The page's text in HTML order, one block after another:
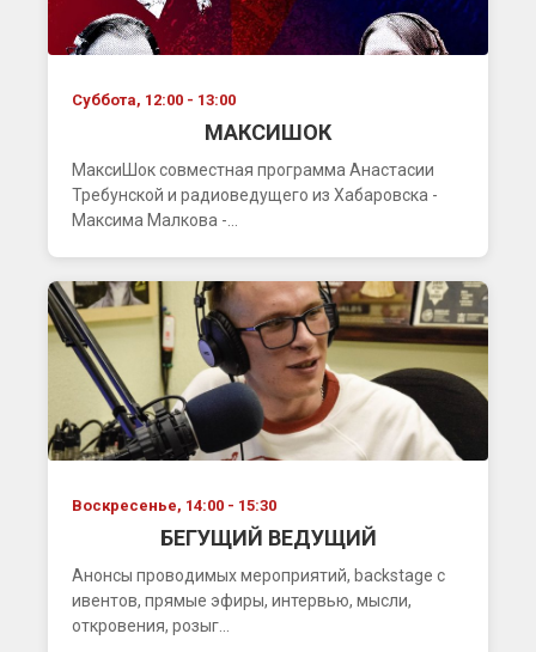
Суббота, 12:00 - 13:00
МАКСИШОК
МаксиШок совместная программа Анастасии
Требунской и радиоведущего из Хабаровска -
Максима Малкова -...
Воскресенье, 14:00 - 15:30
БЕГУЩИЙ ВЕДУЩИЙ
Анонсы проводимых мероприятий, backstage с
ивентов, прямые эфиры, интервью, мысли,
откровения, розыг...